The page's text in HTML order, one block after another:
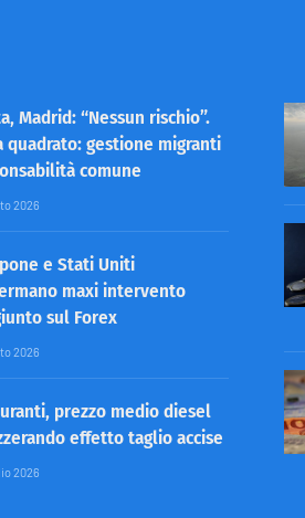
Madrid: “Nessun rischio”.
quadrato: gestione migranti
comune
2026
e Stati Uniti
maxi intervento
sul Forex
2026
prezzo medio diesel
effetto taglio accise
2026